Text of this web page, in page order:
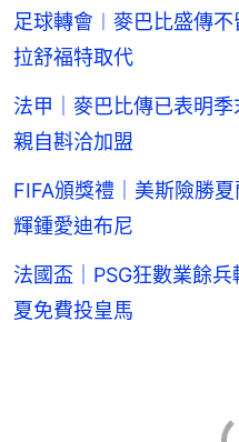
足球轉會︱麥巴比盛傳
拉舒福特取代
法甲｜麥巴比傳已表明
親自斟洽加盟
FIFA頒獎禮｜美斯險勝
輝鍾愛迪布尼
法國盃｜PSG狂數業餘
夏免費投皇馬